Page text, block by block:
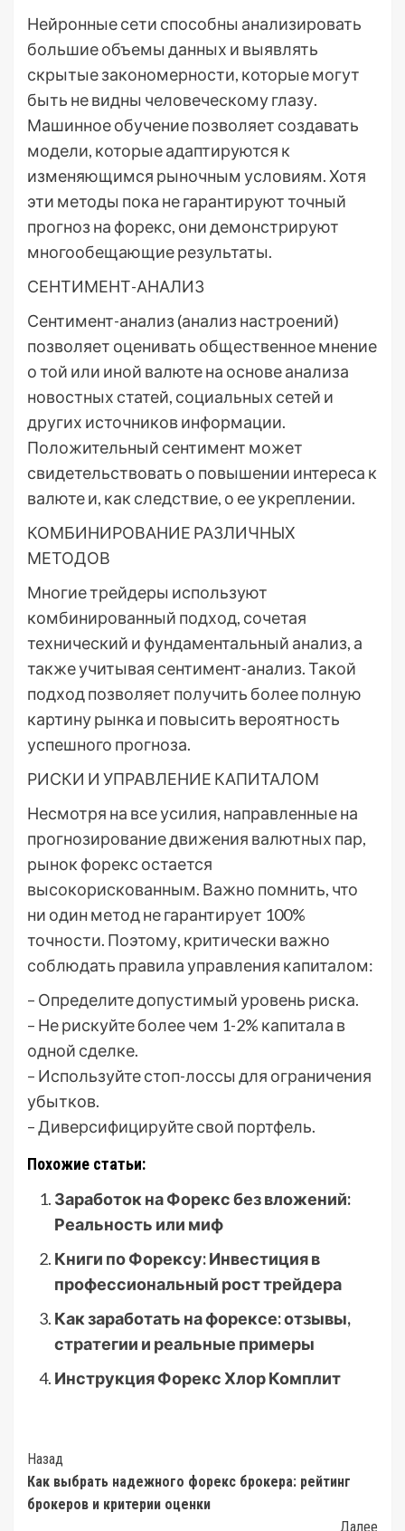
Нейронные сети способны анализировать
большие объемы данных и выявлять
скрытые закономерности, которые могут
быть не видны человеческому глазу.
Машинное обучение позволяет создавать
модели, которые адаптируются к
изменяющимся рыночным условиям. Хотя
эти методы пока не гарантируют точный
прогноз на форекс, они демонстрируют
многообещающие результаты.
СЕНТИМЕНТ-АНАЛИЗ
Сентимент-анализ (анализ настроений)
позволяет оценивать общественное мнение
о той или иной валюте на основе анализа
новостных статей, социальных сетей и
других источников информации.
Положительный сентимент может
свидетельствовать о повышении интереса к
валюте и, как следствие, о ее укреплении.
КОМБИНИРОВАНИЕ РАЗЛИЧНЫХ
МЕТОДОВ
Многие трейдеры используют
комбинированный подход, сочетая
технический и фундаментальный анализ, а
также учитывая сентимент-анализ. Такой
подход позволяет получить более полную
картину рынка и повысить вероятность
успешного прогноза.
РИСКИ И УПРАВЛЕНИЕ КАПИТАЛОМ
Несмотря на все усилия, направленные на
прогнозирование движения валютных пар,
рынок форекс остается
высокорискованным. Важно помнить, что
ни один метод не гарантирует 100%
точности. Поэтому, критически важно
соблюдать правила управления капиталом:
– Определите допустимый уровень риска.
– Не рискуйте более чем 1-2% капитала в
одной сделке.
– Используйте стоп-лоссы для ограничения
убытков.
– Диверсифицируйте свой портфель.
Похожие статьи:
Заработок на Форекс без вложений:
Реальность или миф
Книги по Форексу: Инвестиция в
профессиональный рост трейдера
Как заработать на форексе: отзывы,
стратегии и реальные примеры
Инструкция Форекс Хлор Комплит
Post
Navigation
Назад
Как выбрать надежного форекс брокера: рейтинг
брокеров и критерии оценки
Далее